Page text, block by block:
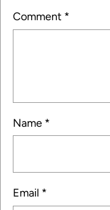
Comment *
Name *
Email *